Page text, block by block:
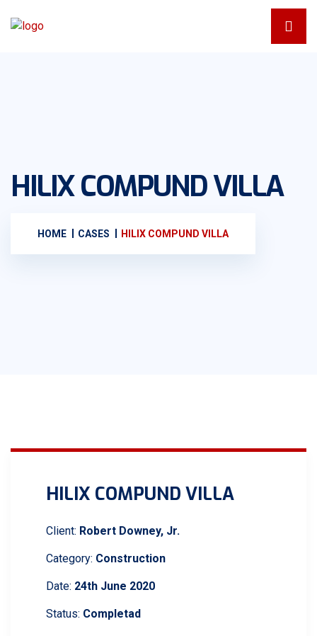
HILIX COMPUND VILLA
HOME CASES HILIX COMPUND VILLA
HILIX COMPUND VILLA
Client: Robert Downey, Jr.
Category: Construction
Date: 24th June 2020
Status: Completad